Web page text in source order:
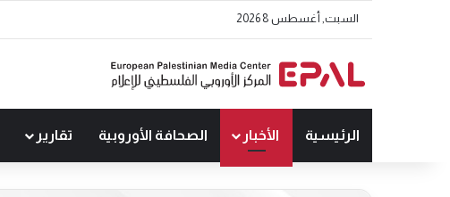
السبت, أغسطس 8 2026
الرئيسية الأخبار الصحافة الأوروبية تقارير